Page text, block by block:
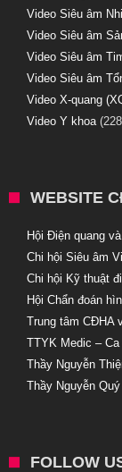
Video Siêu âm
Video Siêu âm
Video Siêu âm
Video Siêu âm
Video X-quang
Video Y khoa
WEBSITE
Hội Điện quang
Chi hội Siêu âm
Chi hội Kỹ thuật
Hội Chẩn đoán
Trung tâm CĐHA
TTYK Medic – Ca
Thầy Nguyễn
Thầy Nguyễn
FOLLOW